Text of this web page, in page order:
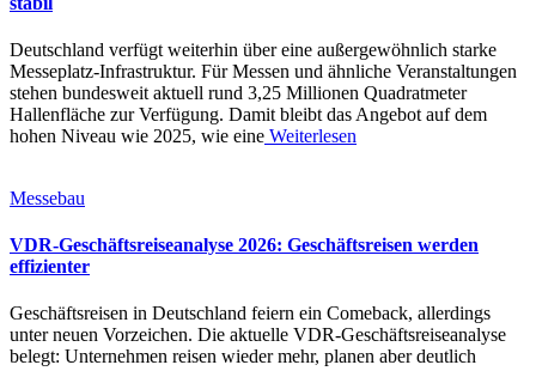
Deutschland verfügt weiterhin über eine außergewöhnlich starke
Messeplatz-Infrastruktur. Für Messen und ähnliche Veranstaltungen
stehen bundesweit aktuell rund 3,25 Millionen Quadratmeter
Hallenfläche zur Verfügung. Damit bleibt das Angebot auf dem
hohen Niveau wie 2025, wie eine Weiterlesen
Messebau
VDR-Geschäftsreiseanalyse 2026: Geschäftsreisen werden
effizienter
Geschäftsreisen in Deutschland feiern ein Comeback, allerdings
unter neuen Vorzeichen. Die aktuelle VDR-Geschäftsreiseanalyse
belegt: Unternehmen reisen wieder mehr, planen aber deutlich